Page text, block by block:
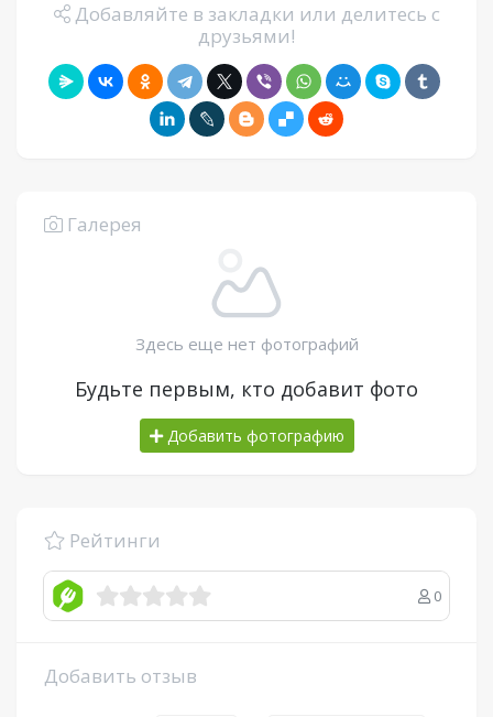
Добавляйте в закладки или делитесь с
друзьями!
Галерея
Здесь еще нет фотографий
Будьте первым, кто добавит фото
Добавить фотографию
Рейтинги
0
Добавить отзыв